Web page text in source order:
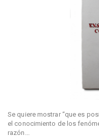
Se quiere mostrar “que es
el conocimiento de los
razón...